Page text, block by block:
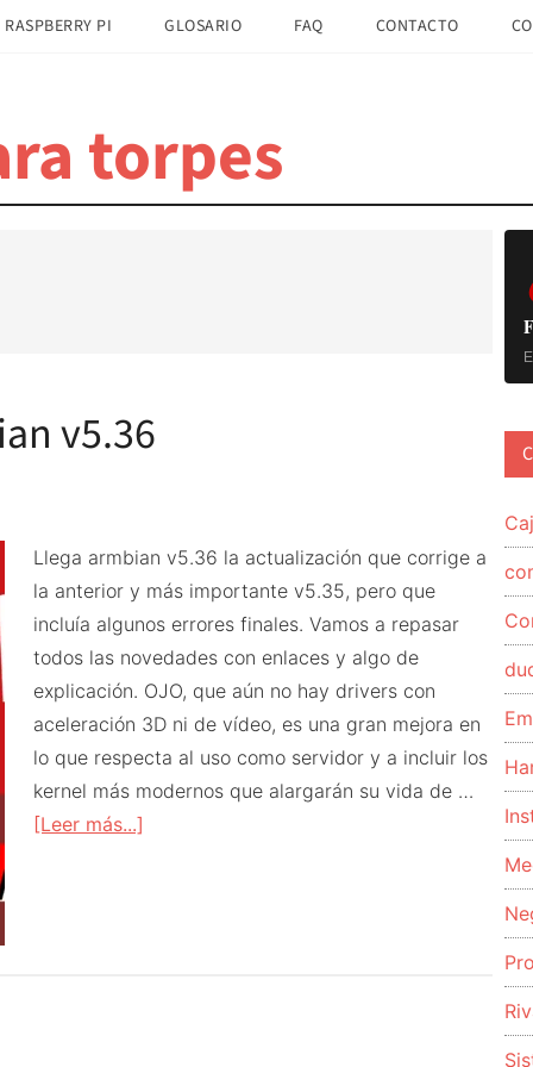
PI GLOSARIO FAQ CONTACTO
torpes
v5.36
Llega armbian v5.36 la actualización que corrige a
la anterior y más importante v5.35, pero que
incluía algunos errores finales. Vamos a repasar
todos las novedades con enlaces y algo de
explicación. OJO, que aún no hay drivers con
aceleración 3D ni de vídeo, es una gran mejora en
lo que respecta al uso como servidor y a incluir los
kernel más modernos que alargarán su vida de …
[Leer más...]